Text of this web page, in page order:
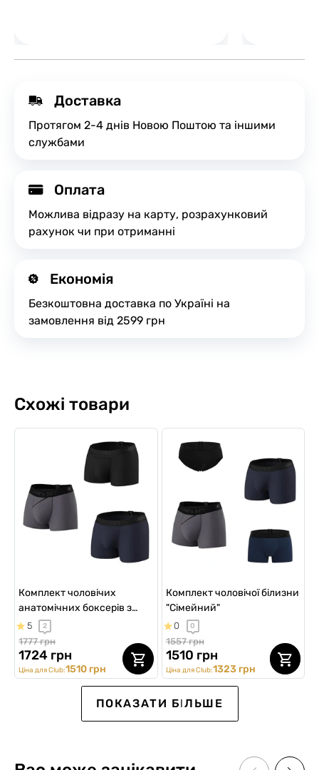
Доставка
Протягом 2-4 днів Новою Поштою та іншими
службами
Оплата
Можлива відразу на карту, розрахунковий
рахунок чи при отриманні
Економія
Безкоштовна доставка по Україні на
замовлення від 2599 грн
Схожі товари
Комплект чоловічих
анатомічних боксерів з
різними кишенями
5 2
1777 грн
1724 грн
Ціна для Club:1510 грн
Комплект чоловічої білизни
"Сімейний"
0 0
1557 грн
1510 грн
Ціна для Club:1323 грн
SALE -7%
ПОКАЗАТИ БІЛЬШЕ